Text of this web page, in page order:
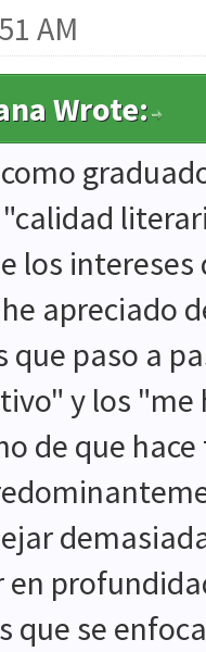
AM
Wrote:
los
apreciado
que paso a
y los
de que
en
que se